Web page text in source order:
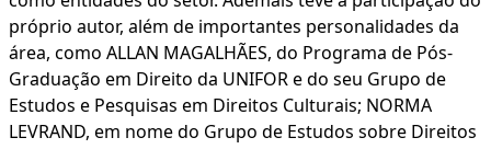
próprio autor, além de importantes personalidades da
área, como ALLAN MAGALHÃES, do Programa de Pós-
Graduação em Direito da UNIFOR e do seu Grupo de
Estudos e Pesquisas em Direitos Culturais; NORMA
LEVRAND, em nome do Grupo de Estudos sobre Direitos